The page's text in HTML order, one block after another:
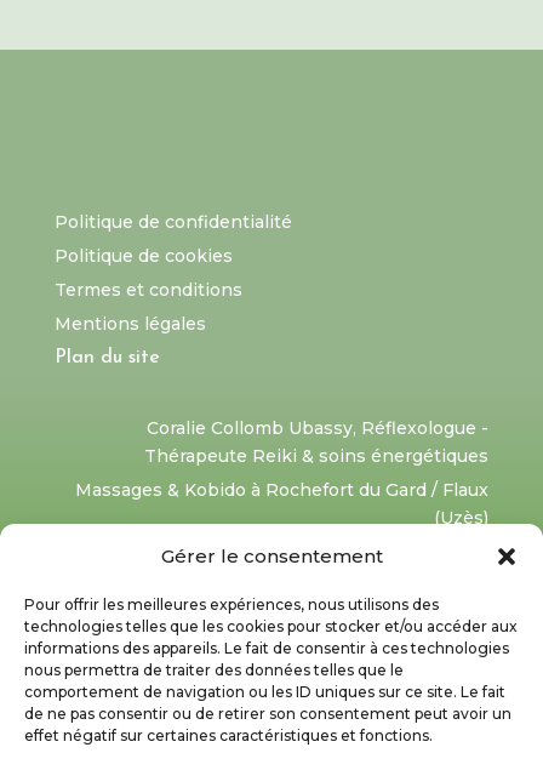
Gérer le consentement
Pour offrir les meilleures expériences, nous utilisons des
technologies telles que les cookies pour stocker et/ou accéder aux
informations des appareils. Le fait de consentir à ces technologies
nous permettra de traiter des données telles que le
comportement de navigation ou les ID uniques sur ce site. Le fait
de ne pas consentir ou de retirer son consentement peut avoir un
effet négatif sur certaines caractéristiques et fonctions.
Politique de confidentialité
Politique de cookies
Termes et conditions
Mentions légales
Plan du site
Coralie Collomb Ubassy, Réflexologue -
Thérapeute Reiki & soins énergétiques
Massages & Kobido à Rochefort du Gard / Flaux
(Uzès)
à proximité de Villeneuve les Avignon
Remoulins-Uzès-Avignon
Réflexologue et praticienne massage bien-être,
certifiée FFMBE